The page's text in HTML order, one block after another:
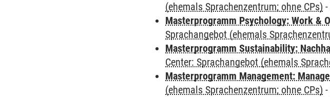
(ehemals Sprachenzentrum; ohne CPs) -
Masterprogramm Psychology: Work &
Sprachangebot (ehemals
Masterprogramm Sustainability:
Center: Sprachangebot (ehemals
Masterprogramm Management:
(ehemals Sprachenzentrum; ohne CPs) -